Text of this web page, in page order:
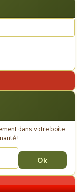
dans votre boîte
!